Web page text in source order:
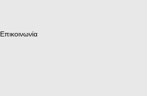
Επικοινωνία